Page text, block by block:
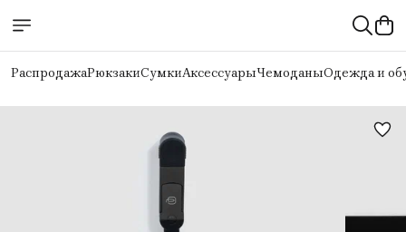
РаспродажаРюкзакиСумкиАксессуарыЧемоданыОдежда и